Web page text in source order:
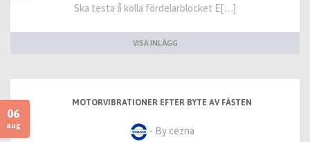
Ska testa å kolla fördelarblocket E[…]
VISA INLÄGG
06
aug
MOTORVIBRATIONER EFTER BYTE AV FÄSTEN
- By cezna